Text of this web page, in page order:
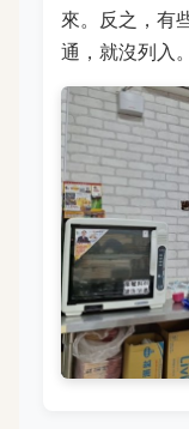
來。反之，有
通，就沒列入。